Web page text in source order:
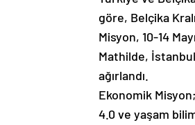
göre, Belçika
Misyon, 10-14
Mathilde,
ağırlandı.
Ekonomik
4.0 ve yaşam